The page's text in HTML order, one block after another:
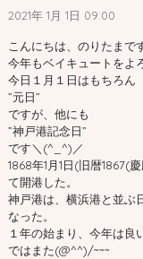
2021年 1月 1日 09:00
こんにちは、のりたまで
今年もベイキュートを
今日１月１日はもちろん
”元日”
ですが、他にも
”神戸港記念日”
です＼(^_^)／
1868年1月1日(旧暦1867(
て開港した。
神戸港は、横浜港と並ぶ
なった。
１年の始まり、今年は良
ではまた(@^^)/~~~